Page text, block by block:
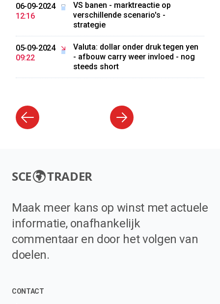
06-09-2024
12:16
VS banen - marktreactie op
verschillende scenario's -
strategie
05-09-2024
09:22
Valuta: dollar onder druk tegen yen
- afbouw carry weer invloed - nog
steeds short
SCE TRADER
Maak meer kans op winst met actuele
informatie, onafhankelijk
commentaar en door het volgen van
doelen.
CONTACT